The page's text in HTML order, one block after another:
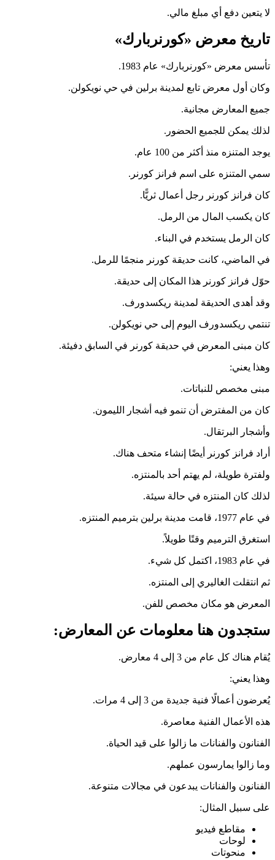
لا يتعين دفع أي مبلغ مالي.
تاريخ معرض «كورنربارك»
تأسس معرض «كورنربارك» عام 1983.
وكان أول معرض تابع لمدينة برلين في حي نويكولن.
جميع المعارض مجانية.
لذلك يمكن للجميع الحضور.
يوجد المتنزه منذ أكثر من 100 عام.
سمي المتنزه على اسم فرانز كورنر.
كان فرانز كورنر رجل أعمال ثريًّا.
كان يكسب المال من الرمل.
كان الرمل يستخدم في البناء.
في الماضي، كانت حديقة كورنر منجمًا للرمل.
حوّل فرانز كورنر هذا المكان إلى حديقة.
وقد أهدى الحديقة لمدينة ريكسدورف.
تنتمي ريكسدورف اليوم إلى حي نويكولن.
كان مبنى المعرض في حديقة كورنر في السابق دفيئة.
وهذا يعني:
مبنى مخصص للنباتات.
كان من المفترض أن تنمو فيه أشجار الليمون.
وأشجار البرتقال.
أراد فرانز كورنر أيضًا إنشاء متحف هناك.
ولفترة طويلة، لم يهتم أحد بالمنتزه.
لذلك كان المنتزه في حالة سيئة.
في عام 1977، قامت مدينة برلين بترميم المنتزه.
استغرق الترميم وقتًا طويلاً.
في عام 1983، اكتمل كل شيء.
ثم انتقلت الغاليري إلى المنتزه.
المعرض هو مكان مخصص للفن.
ستجدون هنا معلومات عن المعارض:
يُقام هناك كل عام من 3 إلى 4 معارض.
وهذا يعني:
يُعرضون أعمالًا فنية جديدة من 3 إلى 4 مرات.
هذه الأعمال الفنية معاصرة.
الفنانون والفنانات ما زالوا على قيد الحياة.
وما زالوا يمارسون عملهم.
الفنانون والفنانات يبدعون في مجالات متنوعة.
على سبيل المثال:
مقاطع فيديو
لوحات
منحوتات